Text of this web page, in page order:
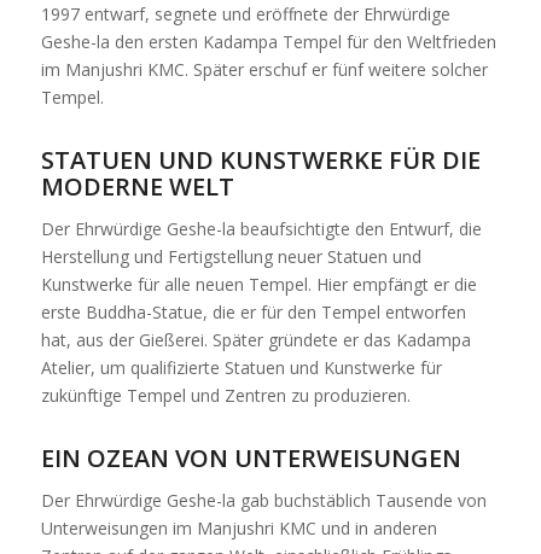
1997 entwarf, segnete und eröffnete der Ehrwürdige
Geshe-la den ersten Kadampa Tempel für den Weltfrieden
im Manjushri KMC. Später erschuf er fünf weitere solcher
Tempel.
STATUEN UND KUNSTWERKE FÜR DIE
MODERNE WELT
Der Ehrwürdige Geshe-la beaufsichtigte den Entwurf, die
Herstellung und Fertigstellung neuer Statuen und
Kunstwerke für alle neuen Tempel. Hier empfängt er die
erste Buddha-Statue, die er für den Tempel entworfen
hat, aus der Gießerei. Später gründete er das Kadampa
Atelier, um qualifizierte Statuen und Kunstwerke für
zukünftige Tempel und Zentren zu produzieren.
EIN OZEAN VON UNTERWEISUNGEN
Der Ehrwürdige Geshe-la gab buchstäblich Tausende von
Unterweisungen im Manjushri KMC und in anderen